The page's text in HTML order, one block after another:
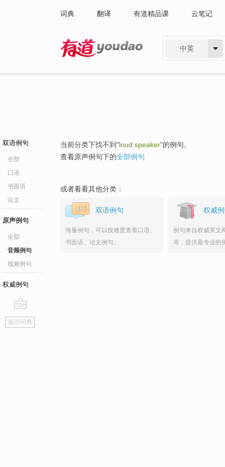
词典 翻译 有道精品课 云笔记
中英
双语例句
全部
口语
书面语
论文
原声例句
全部
音频例句
视频例句
权威例句
go
top
返回词典
当前分类下找不到"loud speaker"的例句。
查看原声例句下的全部例句
或者看看其他分类：
双语例句
海量例句，可以按难度查看口语、
书面语、论文例句。
权威
例句来自权威英文
等，提供最专业的